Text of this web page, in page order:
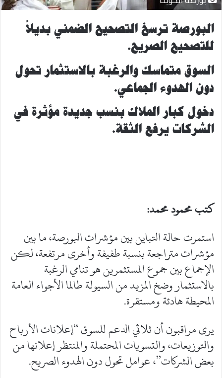
البورصة ترسخ التصحيح الضمني بديلاً
للتصحيح الصريح.
السوق متماسك والرغبة بالاستثمار تحول
دون الهدوء الجماعي.
دخول كبار الملاك بنسب جديدة مؤثرة في
الشركات يرفع الثقة.
كتب محمود محمد:
استمرت حالة التباين بين مؤشرات البورصة، ما بين
مؤشرات متراجعة بنسبة طفيفة وأخرى مرتفعة، لكن
الإجماع بين جموع المستثمرين هو تنامي الرغبة
بالاستثمار وضخ المزيد من السيولة طالما الأجواء العامة
المحيطة هادئة ومستقرة.
يرى مراقبون أن ثلاثي الدعم للسوق “إعلانات الأرباح
والتوزيعات، والتسويات المحتملة والمنتظر إعلانها من
بعض الشركات”، عوامل تحول دون الهدوء الصريح.